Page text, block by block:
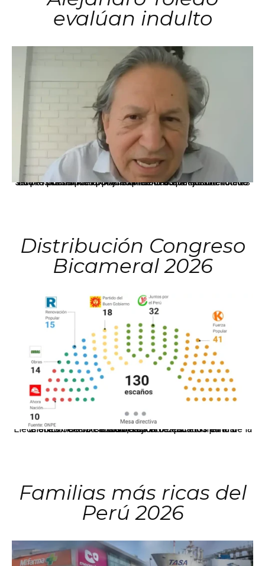
evalúan indulto
La presidenta Keiko Fujimori informó que la solicitud de indulto presentada por el expresidente Alejandro Toledo será evaluada por la Comisión de Gracias Presidenciales conforme al procedimiento establecido.
Distribución Congreso
Bicameral 2026
El JNE oficializó la distribución de escaños para la elección de 60 senadores y 130 diputados en las Elecciones Generales 2026, tras el restablecimiento de la Bicameralidad.
Familias más ricas del
Perú 2026